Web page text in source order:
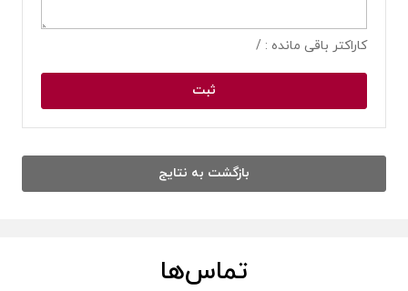
کاراکتر باقی مانده : /
ثبت
بازگشت به نتایج
تماس‌ها